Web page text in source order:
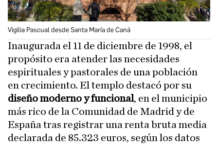
Vigilia Pascual desde Santa María de Caná
Inaugurada el 11 de diciembre de 1998, el
propósito era atender las necesidades
espirituales y pastorales de una población
en crecimiento. El templo destacó por su
diseño moderno y funcional, en el municipio
más rico de la Comunidad de Madrid y de
España tras registrar una renta bruta media
declarada de 85.323 euros, según los datos